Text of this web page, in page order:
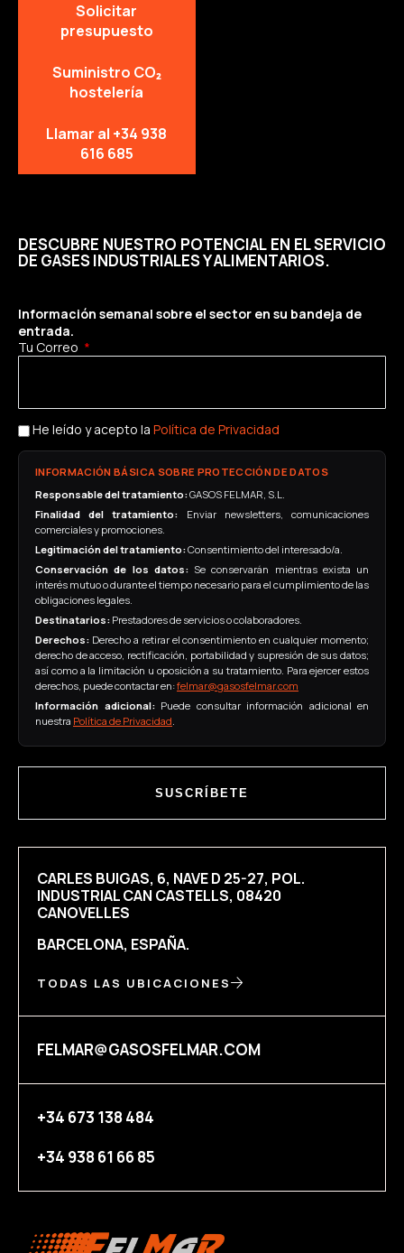
Solicitar
presupuesto
Suministro CO₂
hostelería
Llamar al +34 938
616 685
DESCUBRE NUESTRO POTENCIAL EN EL SERVICIO
DE GASES INDUSTRIALES Y ALIMENTARIOS.
Información semanal sobre el sector en su bandeja de
entrada.
Tu Correo
He leído y acepto la Política de Privacidad
INFORMACIÓN BÁSICA SOBRE PROTECCIÓN DE DATOS
Responsable del tratamiento:GASOS FELMAR, S.L.
Finalidad del tratamiento: Enviar newsletters, comunicaciones
comerciales y promociones.
Legitimación del tratamiento:Consentimiento del interesado/a.
Conservación de los datos:Se conservarán mientras exista un
interés mutuo o durante el tiempo necesario para el cumplimiento de las
obligaciones legales.
Destinatarios: Prestadores de servicios o colaboradores.
Derechos: Derecho a retirar el consentimiento en cualquier momento;
derecho de acceso, rectificación, portabilidad y supresión de sus datos;
así como a la limitación u oposición a su tratamiento. Para ejercer estos
derechos, puede contactar en:felmar@gasosfelmar.com
Información adicional:Puede consultar información adicional en
nuestra Política de Privacidad.
SUSCRÍBETE
CARLES BUIGAS, 6, NAVE D 25-27, POL.
INDUSTRIAL CAN CASTELLS, 08420
CANOVELLES
BARCELONA, ESPAÑA.
TODAS LAS UBICACIONES
FELMAR@GASOSFELMAR.COM
+34 673 138 484
+34 938 61 66 85